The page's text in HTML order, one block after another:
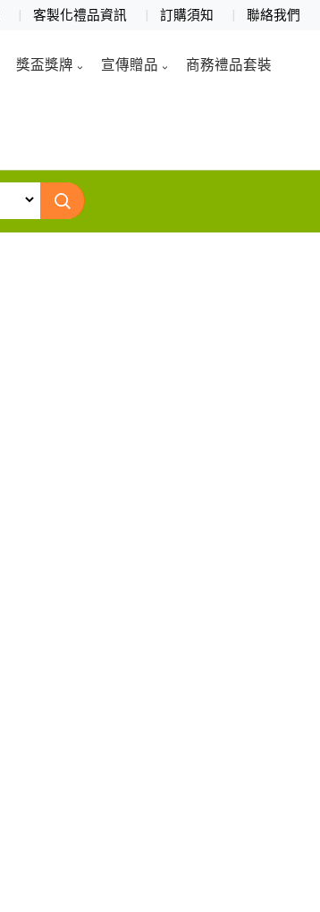
客製化禮品資訊 訂購須知 聯絡我們
獎盃獎牌 宣傳贈品 商務禮品套裝